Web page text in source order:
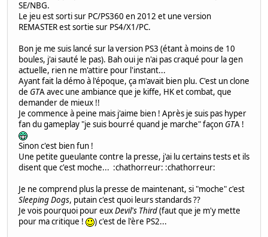
SE/NBG.
Le jeu est sorti sur PC/PS360 en 2012 et une version
REMASTER est sortie sur PS4/X1/PC.
Bon je me suis lancé sur la version PS3 (étant à moins de 10
boules, j'ai sauté le pas). Bah oui je n'ai pas craqué pour la gen
actuelle, rien ne m'attire pour l'instant...
Ayant fait la démo à l'époque, ça m'avait bien plu. C'est un clone
de GTA avec une ambiance que je kiffe, HK et combat, que
demander de mieux !!
Je commence à peine mais j'aime bien ! Après je suis pas hyper
fan du gameplay "je suis bourré quand je marche" façon GTA !
Sinon c'est bien fun !
Une petite gueulante contre la presse, j'ai lu certains tests et ils
disent que c'est moche... :chathorreur: :chathorreur:
Je ne comprend plus la presse de maintenant, si "moche" c'est
Sleeping Dogs, putain c'est quoi leurs standards ??
Je vois pourquoi pour euxDevil's Third(faut que je m'y mette
pour ma critique !
) c'est de l'ère PS2...